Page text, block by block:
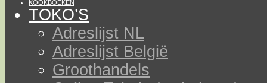
KOOKBOEKEN
TOKO’S
Adreslijst NL
Adreslijst België
Groothandels